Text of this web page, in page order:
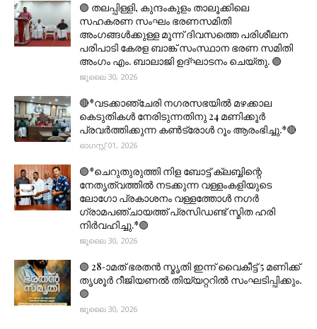
🟣 തലപ്പിള്ളി, കുന്ദംകുളം താലൂക്കിലെ
സഹകരണ സംഘം ഭരണസമിതി
അംഗങ്ങൾക്കുള്ള മൂന്ന് ദിവസത്തെ പരിശീലന
പരിപാടി കേരള ബാങ്ക് സംസ്ഥാന ഭരണ സമിതി
അംഗം എം. ബാലാജി ഉദ്ഘാടനം ചെയ്തു. 🟣
ജൂലൈ 30, 2026
🔴*വടക്കാഞ്ചേരി നഗരസഭയിൽ മഴക്കാല
കെടുതികൾ നേരിടുന്നതിനു 24 മണിക്കൂർ
പ്രവർത്തിക്കുന്ന കൺട്രോൾ റൂം ആരംഭിച്ചു.*🔴
ഓഗസ്റ്റ് 01, 2026
🟣*ചെറുതുരുത്തി നിള ബോട്ട് ക്ലബ്ബിന്റെ
നേതൃത്വത്തിൽ നടക്കുന്ന വള്ളംകളിയുടെ
ലോഗോ പ്രകാശനം വള്ളത്തോൾ നഗർ
ഗ്രാമപഞ്ചായത്ത് പ്രസിഡണ്ട് സ്മിത ഹരി
നിർവഹിച്ചു.*🟣
ജൂലൈ 30, 2026
🟣 28-ാമത് ഭരതൻ സ്മൃതി ഇന്ന് വൈകീട്ട് 5 മണിക്ക്
തൃശൂർ റീജിയണൽ തിയ്യറ്ററിൽ സംഘടിപ്പിക്കും.
🟣
ജൂലൈ 30, 2026